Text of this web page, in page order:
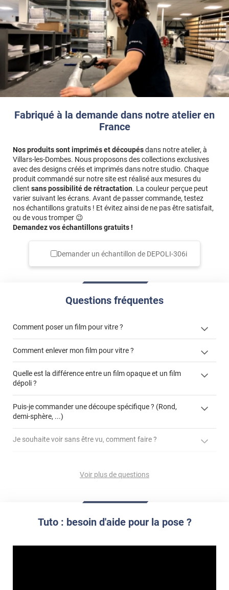
Fabriqué à la demande dans notre atelier en
France
Nos produits sont imprimés et découpésdans notre atelier, à
Villars-les-Dombes. Nous proposons des collections exclusives
avec des designs créés et imprimés dans notre studio. Chaque
produit commandé sur notre site est réalisé aux mesures du
client sans possibilité de rétractation. La couleur perçue peut
varier suivant les écrans. Avant de passer commande, testez
nos échantillons gratuits ! Et évitez ainsi de ne pas être satisfait,
ou de vous tromper 😉
Demandez vos échantillons gratuits !
Demander un échantillon de DEPOLI-306i
Questions fréquentes
Comment poser un film pour vitre ?
cet
Comment enlever mon film pour vitre ?
votre film électrostatique pour vitre
Quelle est la différence entre un film opaque et un film
dépoli ?
film opaque
Puis-je commander une découpe spécifique ? (Rond,
demi-sphère, ...)
devis
Les dimensions du vitrage
Je souhaite voir sans être vu, comment faire ?
film dépoli translucide ?
DEPOLI-301i
Voir plus de questions
Tuto : besoin d'aide pour la pose ?